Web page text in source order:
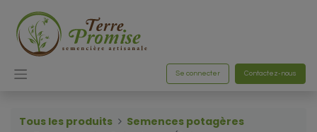
Se connecter Contactez-nous
Tous les produits
Semences potagères